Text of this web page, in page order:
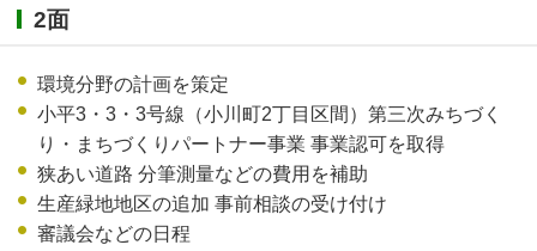
2面
環境分野の計画を策定
小平3・3・3号線（小川町2丁目区間）第三次みちづく
り・まちづくりパートナー事業 事業認可を取得
狭あい道路 分筆測量などの費用を補助
生産緑地地区の追加 事前相談の受け付け
審議会などの日程